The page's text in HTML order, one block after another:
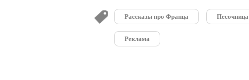
Рассказы про Франца Песочница
Реклама